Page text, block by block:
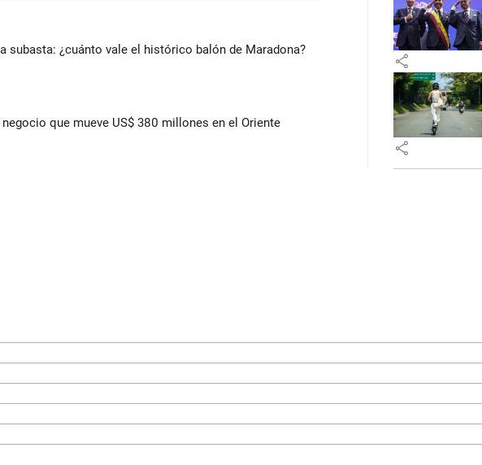
subasta: ¿cuánto vale el histórico balón de Maradona?
que mueve US$ 380 millones en el Oriente
share
share